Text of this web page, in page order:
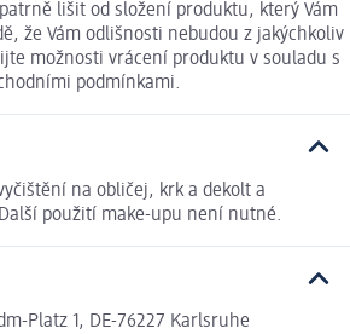
lišit od složení produktu, který Vám
že Vám odlišnosti nebudou z jakýchkoliv
možnosti vrácení produktu v souladu s
podmínkami.
na obličej, krk a dekolt a
použití make-upu není nutné.
Platz 1, DE-76227 Karlsruhe